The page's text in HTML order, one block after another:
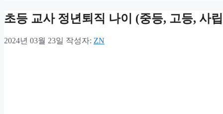
초등 교사 정년퇴직 나이 (중등, 고등, 사
2024년 03월 23일 작성자: ZN